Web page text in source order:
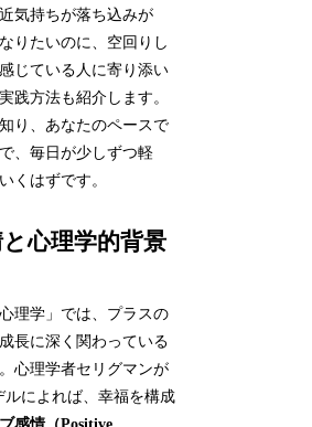
気持ちが落ち込みが
りたいのに、空回りし
じている人に寄り添い
践方法も紹介します。
り、あなたのペースで
、毎日が少しずつ軽
くはずです。
心理学的背景
理学」では、プラスの
長に深く関わっている
心理学者セリグマンが
ルによれば、幸福を構成